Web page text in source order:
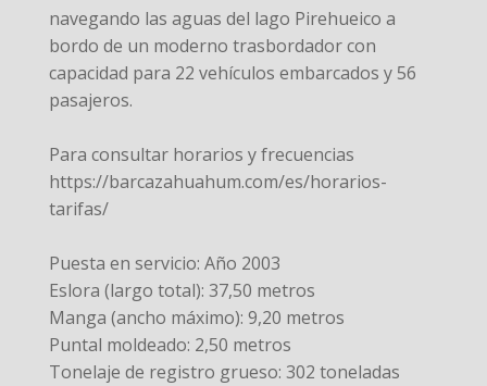
navegando las aguas del lago Pirehueico a
bordo de un moderno trasbordador con
capacidad para 22 vehículos embarcados y 56
pasajeros.
Para consultar horarios y frecuencias
https://barcazahuahum.com/es/horarios-
tarifas/
Puesta en servicio: Año 2003
Eslora (largo total): 37,50 metros
Manga (ancho máximo): 9,20 metros
Puntal moldeado: 2,50 metros
Tonelaje de registro grueso: 302 toneladas